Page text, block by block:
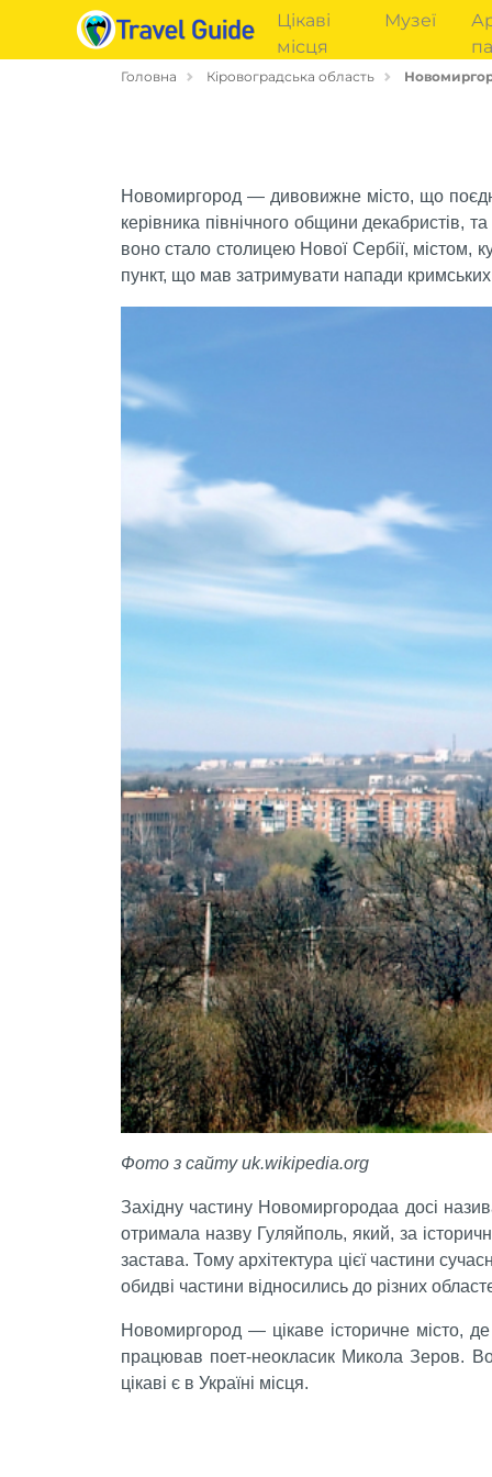
Цікаві
місця
Музеї
Головна Кіровоградська область
Новомиргород — дивовижне місто, що
керівника північного общини декабристів,
воно стало столицею Нової Сербії, містом,
пункт, що мав затримувати напади
Фото з сайту uk.wikipedia.org
Західну частину Новомиргородаа досі
отримала назву Гуляйполь, який, за
застава. Тому архітектура цієї частини
обидві частини відносились до різних
Новомиргород — цікаве історичне місто,
працював поет-неокласик Микола Зеров.
цікаві є в Україні місця.